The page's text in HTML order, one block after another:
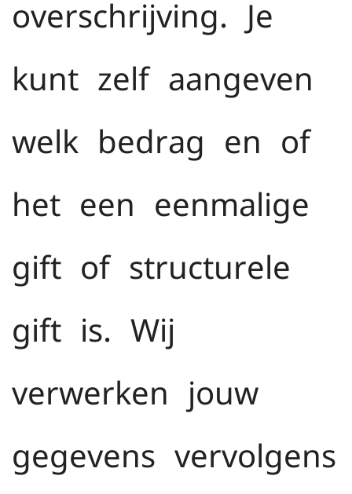
overschrijving. Je
kunt zelf aangeven
welk bedrag en of
het een eenmalige
gift of structurele
gift is. Wij
verwerken jouw
gegevens vervolgens